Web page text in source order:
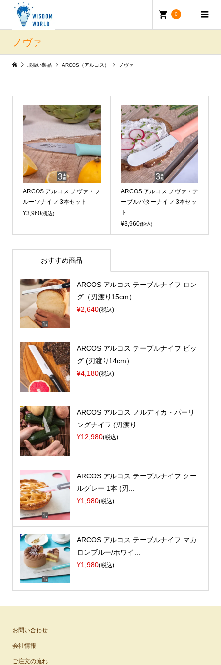
0
ノヴァ
取扱い製品 ARCOS（アルコス） ノヴァ
ARCOS アルコス ノヴァ・フ
ルーツナイフ 3本セット
¥3,960(税込)
ARCOS アルコス ノヴァ・テ
ーブルバターナイフ 3本セッ
ト
¥3,960(税込)
おすすめ商品
ARCOS アルコス テーブルナイフ ロン
グ（刃渡り15cm）
¥2,640(税込)
ARCOS アルコス テーブルナイフ ビッ
グ (刃渡り14cm）
¥4,180(税込)
ARCOS アルコス ノルディカ・パーリ
ングナイフ (刃渡り...
¥12,980(税込)
ARCOS アルコス テーブルナイフ クー
ルグレー 1本 (刃...
¥1,980(税込)
ARCOS アルコス テーブルナイフ マカ
ロンブルー/ホワイ...
¥1,980(税込)
お問い合わせ
会社情報
ご注文の流れ